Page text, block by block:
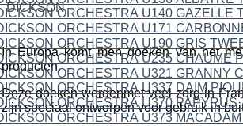
DICKSON
In Europa komt men doeken van het
producten.
Deze doeken wordenmet veel zorg in
zijn speciaal ontworpen voor gebruik in